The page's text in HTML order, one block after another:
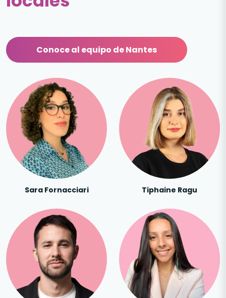
Conoce al equipo de Nantes
Sara Fornacciari Tiphaine Ragu